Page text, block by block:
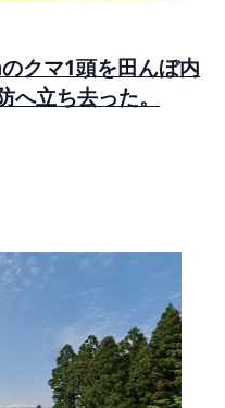
クマ1頭を田んぼ内
立ち去った。